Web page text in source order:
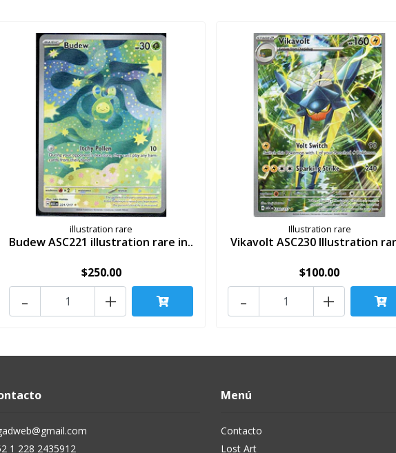
illustration rare
Budew ASC221 illustration rare in..
$250.00
+
-
Illustration rare
Vikavolt ASC230 Illustration
$100.00
+
-
1 228 2435912
Menú
Contacto
Lost Art